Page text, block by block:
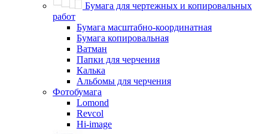
Бумага для чертежных и копировальных
работ
Бумага масштабно-координатная
Бумага копировальная
Ватман
Папки для черчения
Калька
Альбомы для черчения
Фотобумага
Lomond
Revcol
Hi-image